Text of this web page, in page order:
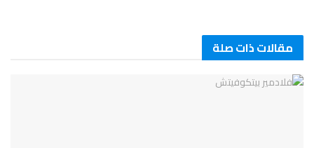
مقالات ذات صلة